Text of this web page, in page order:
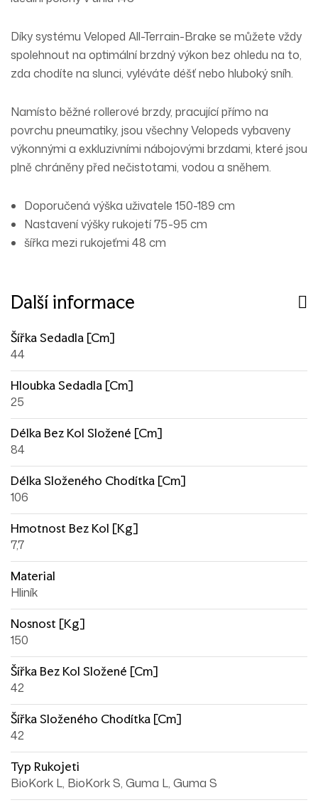
Díky systému Veloped All-Terrain-Brake se můžete vždy
spolehnout na optimální brzdný výkon bez ohledu na to,
zda chodíte na slunci, vyléváte déšť nebo hluboký sníh.
Namísto běžné rollerové brzdy, pracující přímo na
povrchu pneumatiky, jsou všechny Velopeds vybaveny
výkonnými a exkluzivními nábojovými brzdami, které jsou
plně chráněny před nečistotami, vodou a sněhem.
Doporučená výška uživatele 150-189 cm
Nastavení výšky rukojetí 75-95 cm
šířka mezi rukojeťmi 48 cm
Další informace
Šířka Sedadla [cm]
44
Hloubka Sedadla [cm]
25
Délka Bez Kol Složené [cm]
84
Délka Složeného Chodítka [cm]
106
Hmotnost Bez Kol [kg]
7,7
Material
Hliník
Nosnost [kg]
150
Šířka Bez Kol Složené [cm]
42
Šířka Složeného Chodítka [cm]
42
Typ Rukojeti
BioKork L, BioKork S, Guma L, Guma S